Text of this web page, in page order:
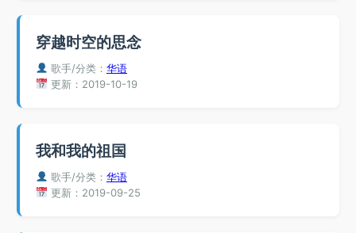
穿越时空的思念
歌手/分类：华语
更新：2019-10-19
我和我的祖国
歌手/分类：华语
更新：2019-09-25